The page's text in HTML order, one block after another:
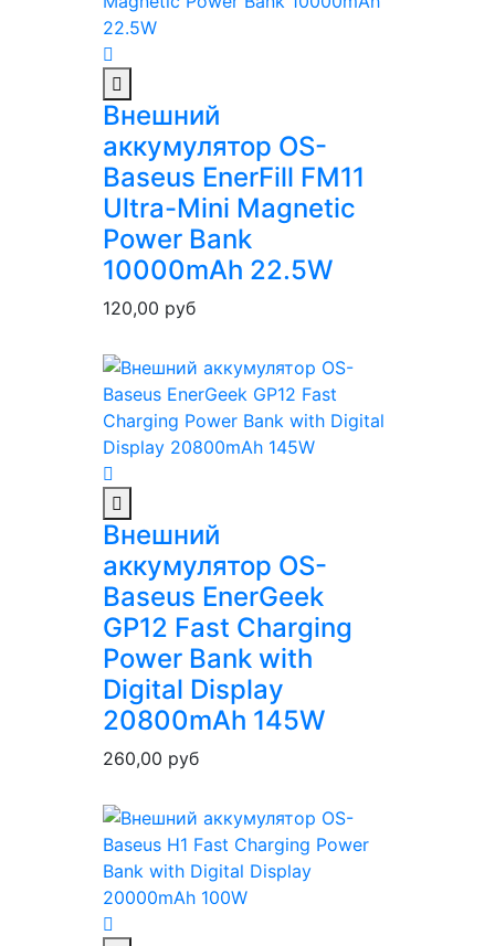
Внешний
аккумулятор OS-
Baseus EnerFill FM11
Ultra-Mini Magnetic
Power Bank
10000mAh 22.5W
120,00 руб
Внешний
аккумулятор OS-
Baseus EnerGeek
GP12 Fast Charging
Power Bank with
Digital Display
20800mAh 145W
260,00 руб